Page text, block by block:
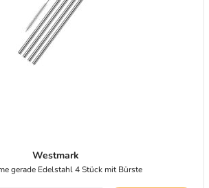
Westmark
gerade Edelstahl 4 Stück mit Bürste